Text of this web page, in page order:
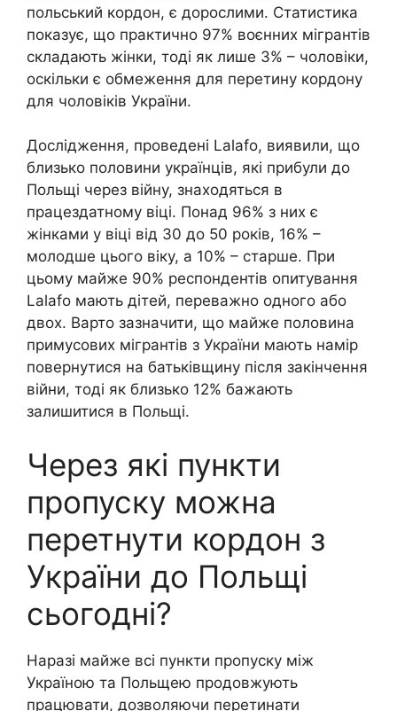
польський кордон, є дорослими. Статистика
показує, що практично 97% воєнних мігрантів
складають жінки, тоді як лише 3% – чоловіки,
оскільки є обмеження для перетину кордону
для чоловіків України.
Дослідження, проведені Lalafo, виявили, що
близько половини українців, які прибули до
Польщі через війну, знаходяться в
працездатному віці. Понад 96% з них є
жінками у віці від 30 до 50 років, 16% –
молодше цього віку, а 10% – старше. При
цьому майже 90% респондентів опитування
Lalafo мають дітей, переважно одного або
двох. Варто зазначити, що майже половина
примусових мігрантів з України мають намір
повернутися на батьківщину після закінчення
війни, тоді як близько 12% бажають
залишитися в Польщі.
Через які пункти
пропуску можна
перетнути кордон з
України до Польщі
сьогодні?
Наразі майже всі пункти пропуску між
Україною та Польщею продовжують
працювати, дозволяючи перетинати